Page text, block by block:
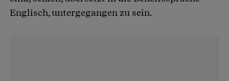
Englisch, untergegangen zu sein.